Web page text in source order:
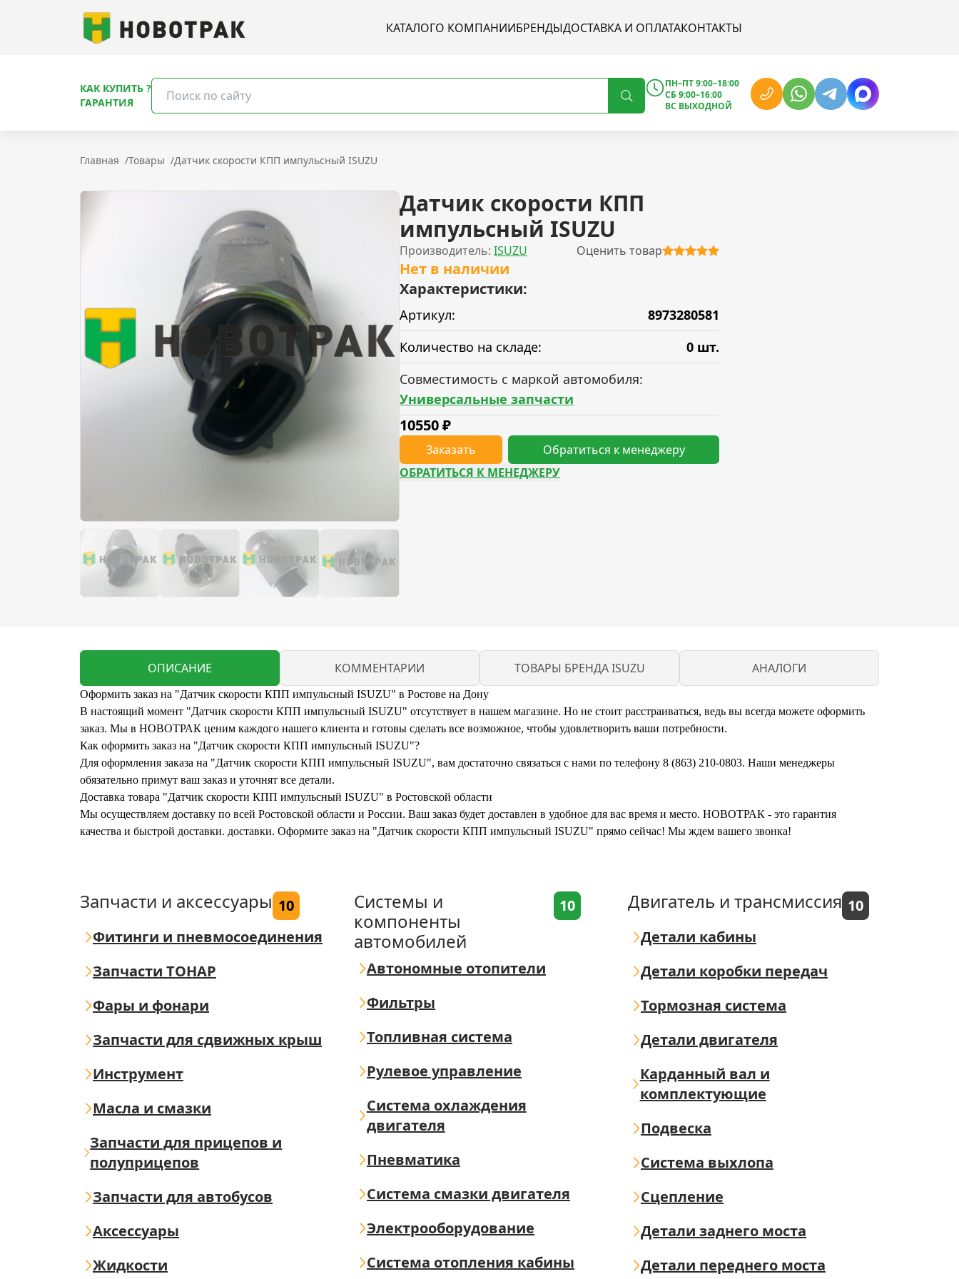
КАТАЛОГО КОМПАНИИБРЕНДЫДОСТАВКА И ОПЛАТАКОНТАКТЫ
КАК КУПИТЬ ?
ГАРАНТИЯ
ПН–ПТ 9:00–18:00
СБ 9:00–16:00
ВС ВЫХОДНОЙ
Главная /Товары /Датчик скорости КПП импульсный ISUZU
Датчик скорости КПП
импульсный ISUZU
Производитель: ISUZU Оценить товар
Нет в наличии
Характеристики:
Артикул:
8973280581
Количество на складе:
0 шт.
Совместимость с маркой автомобиля:
Универсальные запчасти
10550₽
Заказать
Обратиться к менеджеру
ОБРАТИТЬСЯ К МЕНЕДЖЕРУ
ОПИСАНИЕ КОММЕНТАРИИ ТОВАРЫ БРЕНДА ISUZU АНАЛОГИ
Оформить заказ на "Датчик скорости КПП импульсный ISUZU" в Ростове на Дону
В настоящий момент "Датчик скорости КПП импульсный ISUZU" отсутствует в нашем магазине. Но не стоит расстраиваться, ведь вы всегда можете оформить
заказ. Мы в НОВОТРАК ценим каждого нашего клиента и готовы сделать все возможное, чтобы удовлетворить ваши потребности.
Как оформить заказ на "Датчик скорости КПП импульсный ISUZU"?
Для оформления заказа на "Датчик скорости КПП импульсный ISUZU", вам достаточно связаться с нами по телефону 8 (863) 210-0803. Наши менеджеры
обязательно примут ваш заказ и уточнят все детали.
Доставка товара "Датчик скорости КПП импульсный ISUZU" в Ростовской области
Мы осуществляем доставку по всей Ростовской области и России. Ваш заказ будет доставлен в удобное для вас время и место. НОВОТРАК - это гарантия
качества и быстрой доставки. доставки. Оформите заказ на "Датчик скорости КПП импульсный ISUZU" прямо сейчас! Мы ждем вашего звонка!
Запчасти и аксессуары 10
Фитинги и пневмосоединения
Запчасти ТОНАР
Фары и фонари
Запчасти для сдвижных крыш
Инструмент
Масла и смазки
Запчасти для прицепов и
полуприцепов
Запчасти для автобусов
Аксессуары
Жидкости
Системы и
компоненты
автомобилей
10
Автономные отопители
Фильтры
Топливная система
Рулевое управление
Система охлаждения
двигателя
Пневматика
Система смазки двигателя
Электрооборудование
Система отопления кабины
Двигатель и трансмиссия 10
Детали кабины
Детали коробки передач
Тормозная система
Детали двигателя
Карданный вал и
комплектующие
Подвеска
Система выхлопа
Сцепление
Детали заднего моста
Детали переднего моста